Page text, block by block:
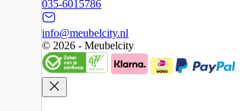
035-6015786
info@meubelcity.nl
© 2026 - Meubelcity